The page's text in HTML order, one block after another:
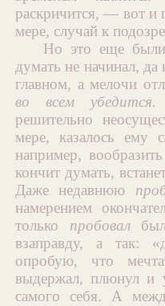
раскричится, — вот и
мере, случай к
Но это еще
думать не начинал,
главном, а мелочи
во всем убедится.
решительно
мере, казалось ему
например,
кончит думать,
Даже недавнюю
намерением
только пробовал
взаправду, а так:
опробую, что
выдержал, плюнул и
самого себя. А